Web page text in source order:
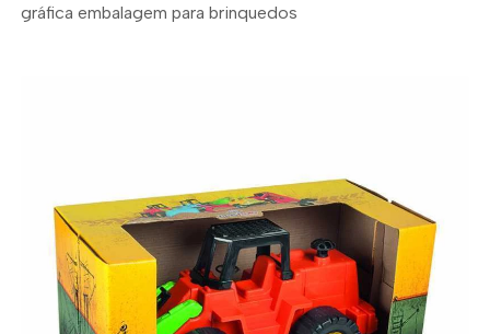
gráfica embalagem para brinquedos